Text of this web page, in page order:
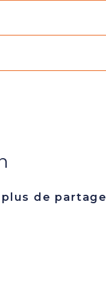
plus de partage